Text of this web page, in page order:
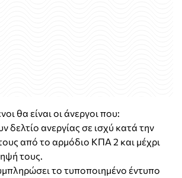
θα είναι οι άνεργοι που:
δελτίο ανεργίας σε ισχύ κατά την
από το αρμόδιο ΚΠΑ 2 και μέχρι
τους.
το τυποποιημένο έντυπο